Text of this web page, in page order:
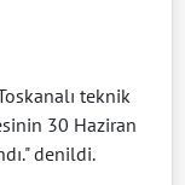
teknik
30 Haziran
denildi.